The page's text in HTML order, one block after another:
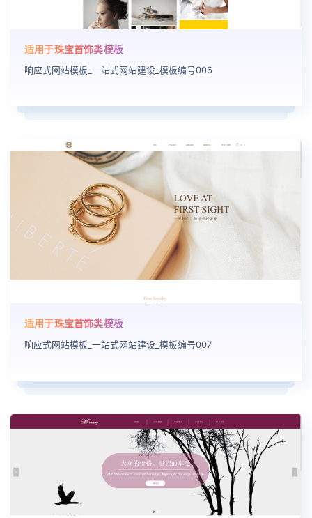
适用于珠宝首饰类模板
响应式网站模板_一站式网站建设_模板编号006
适用于珠宝首饰类模板
响应式网站模板_一站式网站建设_模板编号007